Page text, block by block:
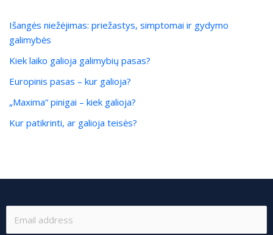
Išangės niežėjimas: priežastys, simptomai ir gydymo
galimybės
Kiek laiko galioja galimybių pasas?
Europinis pasas – kur galioja?
„Maxima“ pinigai – kiek galioja?
Kur patikrinti, ar galioja teisės?